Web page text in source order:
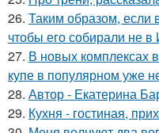
26. Таким образом, если
чтобы его собирали не в
27. В новых комплексах
купе в популярном уже
28. Автор - Екатерина
29. Кухня - гостиная,